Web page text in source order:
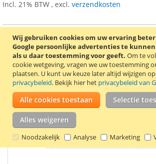
Wij gebruiken cookies om uw ervaring
Google persoonlijke advertenties te
als u daar toestemming voor geeft. Om te
cookie wetgeving, vragen we uw toestemming
plaatsen. U kunt uw keuze later altijd wijzigen
privacybeleid. Bekijk hier het privacybeleid van
Alle cookies toestaan Selectie
Alles weigeren
Noodzakelijk Analyse Marketing
Incl. 21% BTW , excl. verzendkosten
VOEG TOE AAN
TOEVOEGEN OM TE
Compatible Nikon EN-EL5 premium accu
kwaliteitsmerk Patona. Deze accu is onder
voor de camera's Nikon CoolPix 3700 / 4200
7900 / P500 / P510 / P520 en Fuji NP-45.
Details Productkenmerken